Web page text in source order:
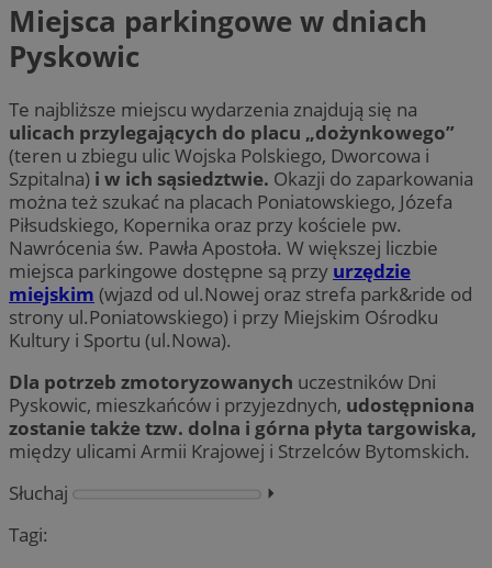
Miejsca parkingowe w dniach
Pyskowic
Te najbliższe miejscu wydarzenia znajdują się na
ulicach przylegających do placu „dożynkowego”
(teren u zbiegu ulic Wojska Polskiego, Dworcowa i
Szpitalna) i w ich sąsiedztwie. Okazji do zaparkowania
można też szukać na placach Poniatowskiego, Józefa
Piłsudskiego, Kopernika oraz przy kościele pw.
Nawrócenia św. Pawła Apostoła. W większej liczbie
miejsca parkingowe dostępne są przy urzędzie
miejskim (wjazd od ul.Nowej oraz strefa park&ride od
strony ul.Poniatowskiego) i przy Miejskim Ośrodku
Kultury i Sportu (ul.Nowa).
Dla potrzeb zmotoryzowanych uczestników Dni
Pyskowic, mieszkańców i przyjezdnych, udostępniona
zostanie także tzw. dolna i górna płyta targowiska,
między ulicami Armii Krajowej i Strzelców Bytomskich.
Słuchaj
⏵︎
Tagi: